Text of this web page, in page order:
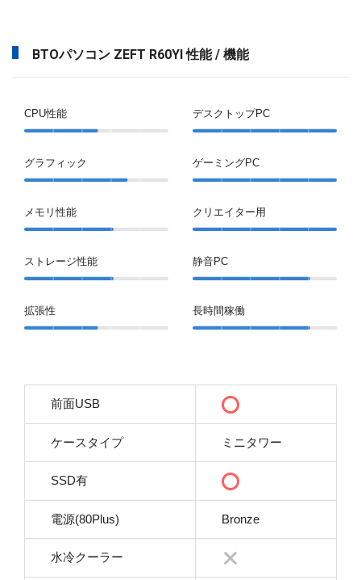
BTOパソコン ZEFT R60YI 性能 / 機能
CPU性能
グラフィック
メモリ性能
ストレージ性能
拡張性
デスクトップPC
ゲーミングPC
クリエイター用
静音PC
長時間稼働
前面USB
ケースタイプ ミニタワー
SSD有
電源(80Plus) Bronze
水冷クーラー